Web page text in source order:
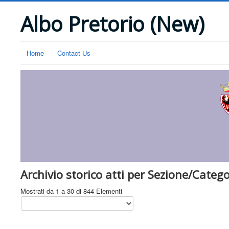
Albo Pretorio (New)
Home Contact Us
Archivio storico atti per Sezione/
Mostrati da 1 a 30 di 844 Elementi